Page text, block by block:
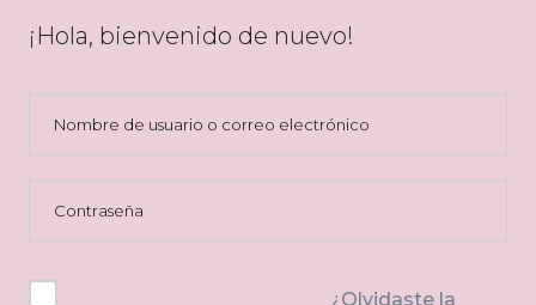
¡Hola, bienvenido de nuevo!
¿Olvidaste la